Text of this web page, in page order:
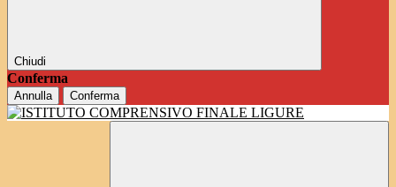
Chiudi
Conferma
Annulla Conferma